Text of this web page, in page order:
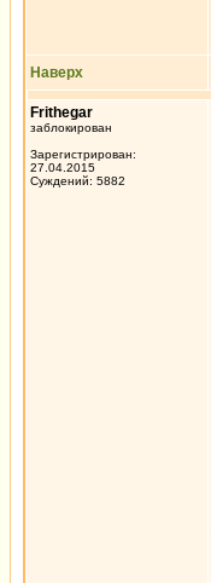
Наверх
Frithegar
заблокирован
Зарегистрирован:
27.04.2015
Суждений: 5882